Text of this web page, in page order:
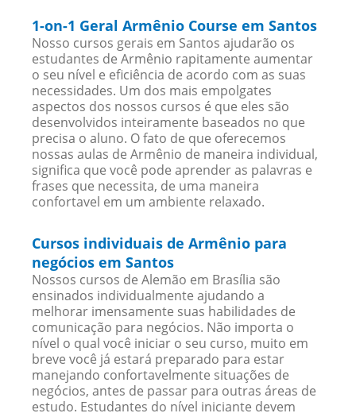
1-on-1 Geral Armênio Course em Santos
Nosso cursos gerais em Santos ajudarão os
estudantes de Armênio rapitamente aumentar
o seu nível e eficiência de acordo com as suas
necessidades. Um dos mais empolgates
aspectos dos nossos cursos é que eles são
desenvolvidos inteiramente baseados no que
precisa o aluno. O fato de que oferecemos
nossas aulas de Armênio de maneira individual,
significa que você pode aprender as palavras e
frases que necessita, de uma maneira
confortavel em um ambiente relaxado.
Cursos individuais de Armênio para
negócios em Santos
Nossos cursos de Alemão em Brasília são
ensinados individualmente ajudando a
melhorar imensamente suas habilidades de
comunicação para negócios. Não importa o
nível o qual você iniciar o seu curso, muito em
breve você já estará preparado para estar
manejando confortavelmente situações de
negócios, antes de passar para outras áreas de
estudo. Estudantes do nível iniciante devem